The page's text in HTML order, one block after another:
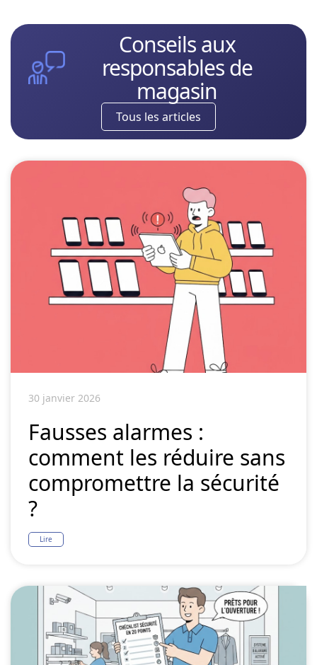
Conseils aux
responsables de
magasin
Tous les articles
30 janvier 2026
Fausses alarmes :
comment les réduire sans
compromettre la sécurité
?
Lire